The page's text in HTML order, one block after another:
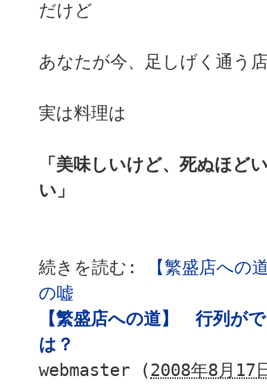
だけど
あなたが今、足しげく通う
実は料理は
「美味しいけど、死ぬほど
い」
続きを読む:
【繁盛店へ
の嘘
【繁盛店への道】 行列が
は？
webmaster (2008年8月